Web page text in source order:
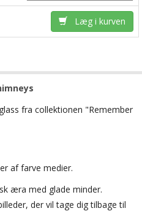
Læg i kurven
fra collektionen "Remember
af farve medier.
æra med glade minder.
der vil tage dig tilbage til